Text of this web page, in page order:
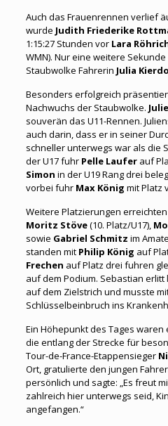
Auch das Frauenrennen verlief
wurde Judith Friederike
1:15:27 Stunden vor Lara
WMN). Nur eine weitere
Staubwolke Fahrerin Julia
Besonders erfolgreich
Nachwuchs der Staubwolke.
souverän das U11-Rennen.
auch darin, dass er in seiner
schneller unterwegs war als die
der U17 fuhr Pelle Lauferauf
Simon in der U19 Rang drei
vorbei fuhr Max König mit Platz
Weitere Platzierungen erreichten
Moritz Stöve(10. Platz/U17),
sowie Gabriel Schmitz im
standen mit Philip König auf
Frechen auf Platz drei fuhren
auf dem Podium. Sebastian
auf dem Zielstrich und musste
Schlüsselbeinbruch ins
Ein Höhepunkt des Tages
die entlang der Strecke für
Tour-de-France-Etappensieger
Ort, gratulierte den jungen
persönlich und sagte: „Es freut
zahlreich hier unterwegs seid,
angefangen.“